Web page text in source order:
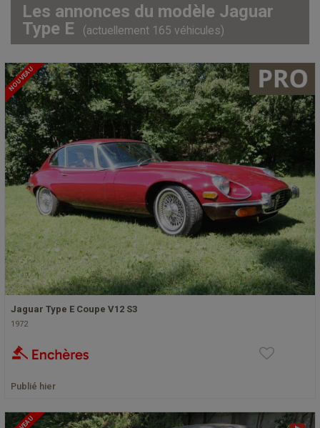
Les annonces du modèle Jaguar
Type E
(actuellement 165 véhicules)
NOUVEAU
Jaguar Type E Coupe V12 S3
1972
Publié hier